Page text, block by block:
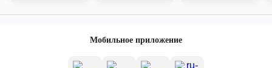
Мобильное приложение